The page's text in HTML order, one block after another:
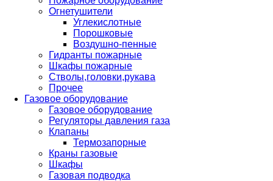
Огнетушители
Углекислотные
Порошковые
Воздушно-пенные
Гидранты пожарные
Шкафы пожарные
Стволы,головки,рукава
Прочее
Газовое оборудование
Газовое оборудование
Регуляторы давления газа
Клапаны
Термозапорные
Краны газовые
Шкафы
Газовая подводка